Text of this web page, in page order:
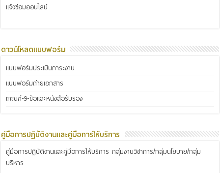
แจ้งซ่อมออนไลน์
ดาวน์โหลดแบบฟอร์ม
แบบฟอร์มประเมินภาระงาน
แบบฟอร์มถ่ายเอกสาร
เกณฑ์-9-ข้อและหนังสือรับรอง
คู่มือการปฏิบัติงานและคู่มือการให้บริการ
คู่มือการปฏิบัติงานและคู่มือการให้บริการ กลุ่มงานวิชาการ/กลุ่มนโยบาย/กลุ่ม
บริหาร